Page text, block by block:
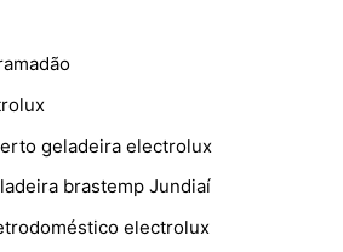
geladeira electrolux
brastemp Jundiaí
electrolux